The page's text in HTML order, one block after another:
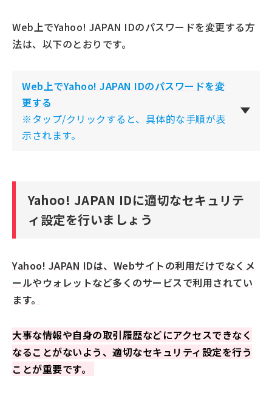
Web上でYahoo! JAPAN IDのパスワードを変更する方
法は、以下のとおりです。
Web上でYahoo! JAPAN IDのパスワードを変
更する
※タップ/クリックすると、具体的な手順が表
示されます。
Yahoo! JAPAN IDに適切なセキュリテ
ィ設定を行いましょう
Yahoo! JAPAN IDは、Webサイトの利用だけでなくメ
ールやウォレットなど多くのサービスで利用されてい
ます。
大事な情報や自身の取引履歴などにアクセスできなく
なることがないよう、適切なセキュリティ設定を行う
ことが重要です。